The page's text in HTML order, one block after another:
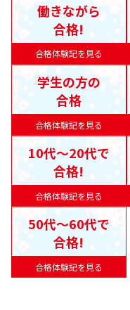
合格体験記を見る
働きながら
合格!
合格体験記を見る
学生の方の
合格
合格体験記を見る
10代〜20代で
合格!
合格体験記を見る
50代〜60代で
合格!